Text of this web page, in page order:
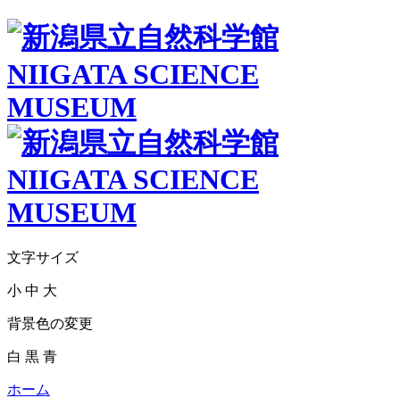
文字サイズ
小 中 大
背景色の変更
白 黒 青
ホーム